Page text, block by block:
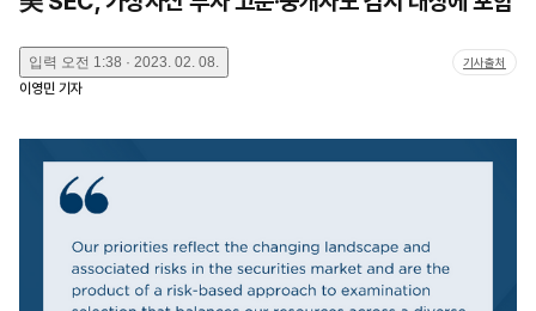
입력 오전 1:38 · 2023. 02. 08. 기사출처
이영민 기자